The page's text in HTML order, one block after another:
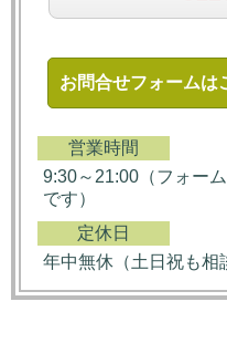
お問合せフォームは
営業時間
9:30～21:00（フォー
です）
定休日
年中無休（土日祝も相